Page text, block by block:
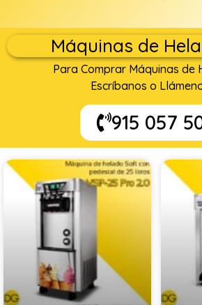
Máquinas de
Para Comprar Máquinas de
Escríbanos o
915 057